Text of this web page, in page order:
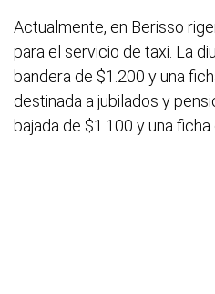
Actualmente, en Berisso
para el servicio de taxi. La
bandera de $1.200 y una
destinada a jubilados y
bajada de $1.100 y una ficha